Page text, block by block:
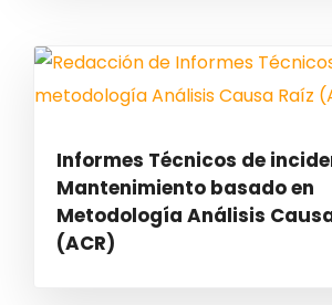
Informes Técnicos de
Mantenimiento basado en
Metodología Análisis
(ACR)